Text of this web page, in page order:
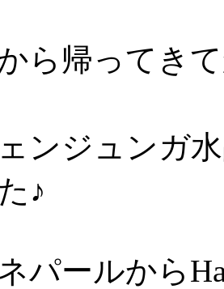
ら帰ってき
ェンジュンガ
♪
パールから